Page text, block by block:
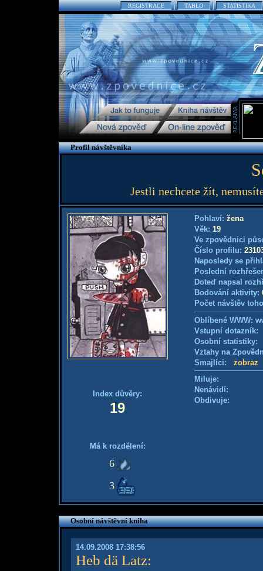
REGISTRACE TABLO STATISTIKA
Profil návštěvníka
Jestli nechcete žít,
Index důvěry:
19
Má k rozdělení:
6
3
Pohlaví: žena
Věk: 19
Ve zpovědnici
Číslo profilu:
Naposledy se
Poslední
Doteď napsal
Bodování aktivity:
Počet návštěv
Oblíbené WWW:
Vstupní
Osobní
Vztahy na
Smajlíci: zobraz
Miluje:
Nenávidí:
Obdivuje:
Osobní návštěvní kniha
14.09.2008 17:38:56
Heb dä Latz: